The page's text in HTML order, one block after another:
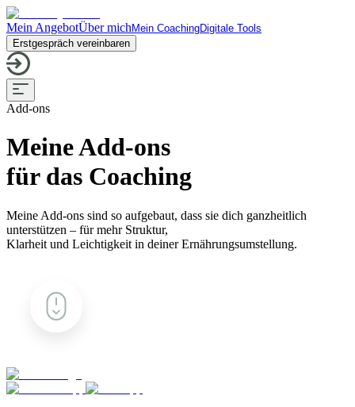
Mein AngebotÜber mich Mein CoachingDigitale Tools
Erstgespräch vereinbaren
Add-ons
Meine Add-ons
für das Coaching
Meine Add-ons sind so aufgebaut, dass sie dich ganzheitlich
unterstützen – für mehr Struktur,
Klarheit und Leichtigkeit in deiner Ernährungsumstellung.